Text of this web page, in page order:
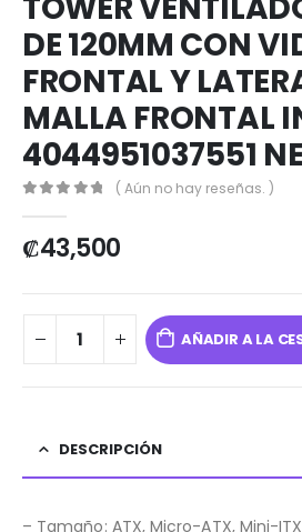
DE 120MM CON
FRONTAL Y
MALLA FRONTAL
4044951037551
( Aún no hay reseñas. )
₡43,500
AÑADIR A LA
DESCRIPCIÓN
– Tamaño: ATX, Micro-ATX, Mini-ITX